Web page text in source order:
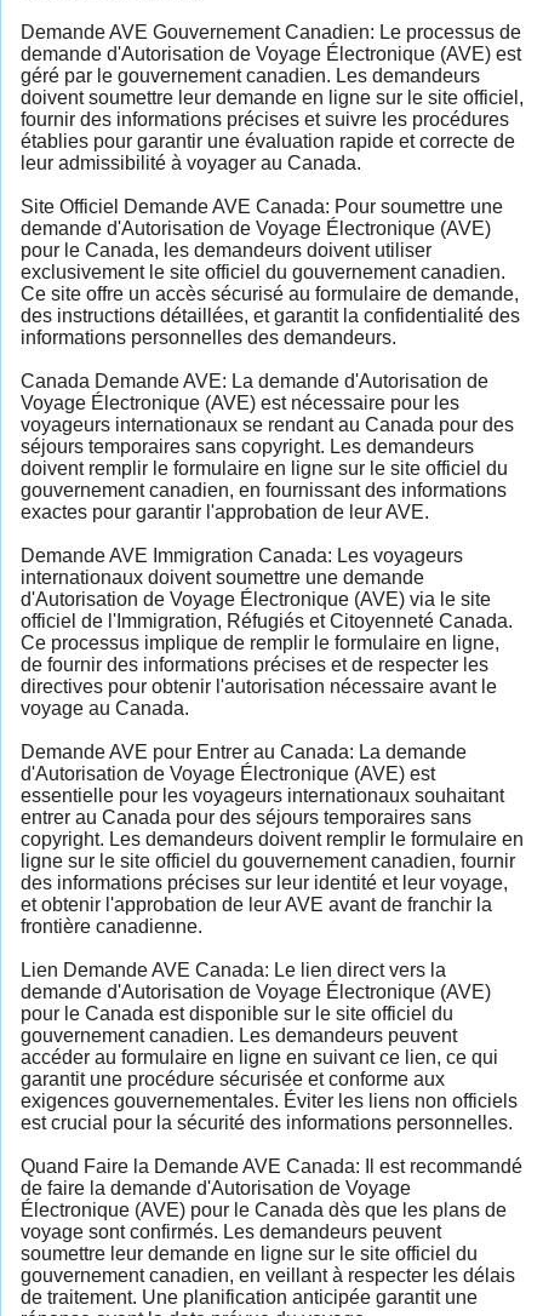
Demande AVE Gouvernement Canadien: Le processus de
demande d'Autorisation de Voyage Électronique (AVE) est
géré par le gouvernement canadien. Les demandeurs
doivent soumettre leur demande en ligne sur le site officiel,
fournir des informations précises et suivre les procédures
établies pour garantir une évaluation rapide et correcte de
leur admissibilité à voyager au Canada.
Site Officiel Demande AVE Canada: Pour soumettre une
demande d'Autorisation de Voyage Électronique (AVE)
pour le Canada, les demandeurs doivent utiliser
exclusivement le site officiel du gouvernement canadien.
Ce site offre un accès sécurisé au formulaire de demande,
des instructions détaillées, et garantit la confidentialité des
informations personnelles des demandeurs.
Canada Demande AVE: La demande d'Autorisation de
Voyage Électronique (AVE) est nécessaire pour les
voyageurs internationaux se rendant au Canada pour des
séjours temporaires sans copyright. Les demandeurs
doivent remplir le formulaire en ligne sur le site officiel du
gouvernement canadien, en fournissant des informations
exactes pour garantir l'approbation de leur AVE.
Demande AVE Immigration Canada: Les voyageurs
internationaux doivent soumettre une demande
d'Autorisation de Voyage Électronique (AVE) via le site
officiel de l'Immigration, Réfugiés et Citoyenneté Canada.
Ce processus implique de remplir le formulaire en ligne,
de fournir des informations précises et de respecter les
directives pour obtenir l'autorisation nécessaire avant le
voyage au Canada.
Demande AVE pour Entrer au Canada: La demande
d'Autorisation de Voyage Électronique (AVE) est
essentielle pour les voyageurs internationaux souhaitant
entrer au Canada pour des séjours temporaires sans
copyright. Les demandeurs doivent remplir le formulaire en
ligne sur le site officiel du gouvernement canadien, fournir
des informations précises sur leur identité et leur voyage,
et obtenir l'approbation de leur AVE avant de franchir la
frontière canadienne.
Lien Demande AVE Canada: Le lien direct vers la
demande d'Autorisation de Voyage Électronique (AVE)
pour le Canada est disponible sur le site officiel du
gouvernement canadien. Les demandeurs peuvent
accéder au formulaire en ligne en suivant ce lien, ce qui
garantit une procédure sécurisée et conforme aux
exigences gouvernementales. Éviter les liens non officiels
est crucial pour la sécurité des informations personnelles.
Quand Faire la Demande AVE Canada: Il est recommandé
de faire la demande d'Autorisation de Voyage
Électronique (AVE) pour le Canada dès que les plans de
voyage sont confirmés. Les demandeurs peuvent
soumettre leur demande en ligne sur le site officiel du
gouvernement canadien, en veillant à respecter les délais
de traitement. Une planification anticipée garantit une